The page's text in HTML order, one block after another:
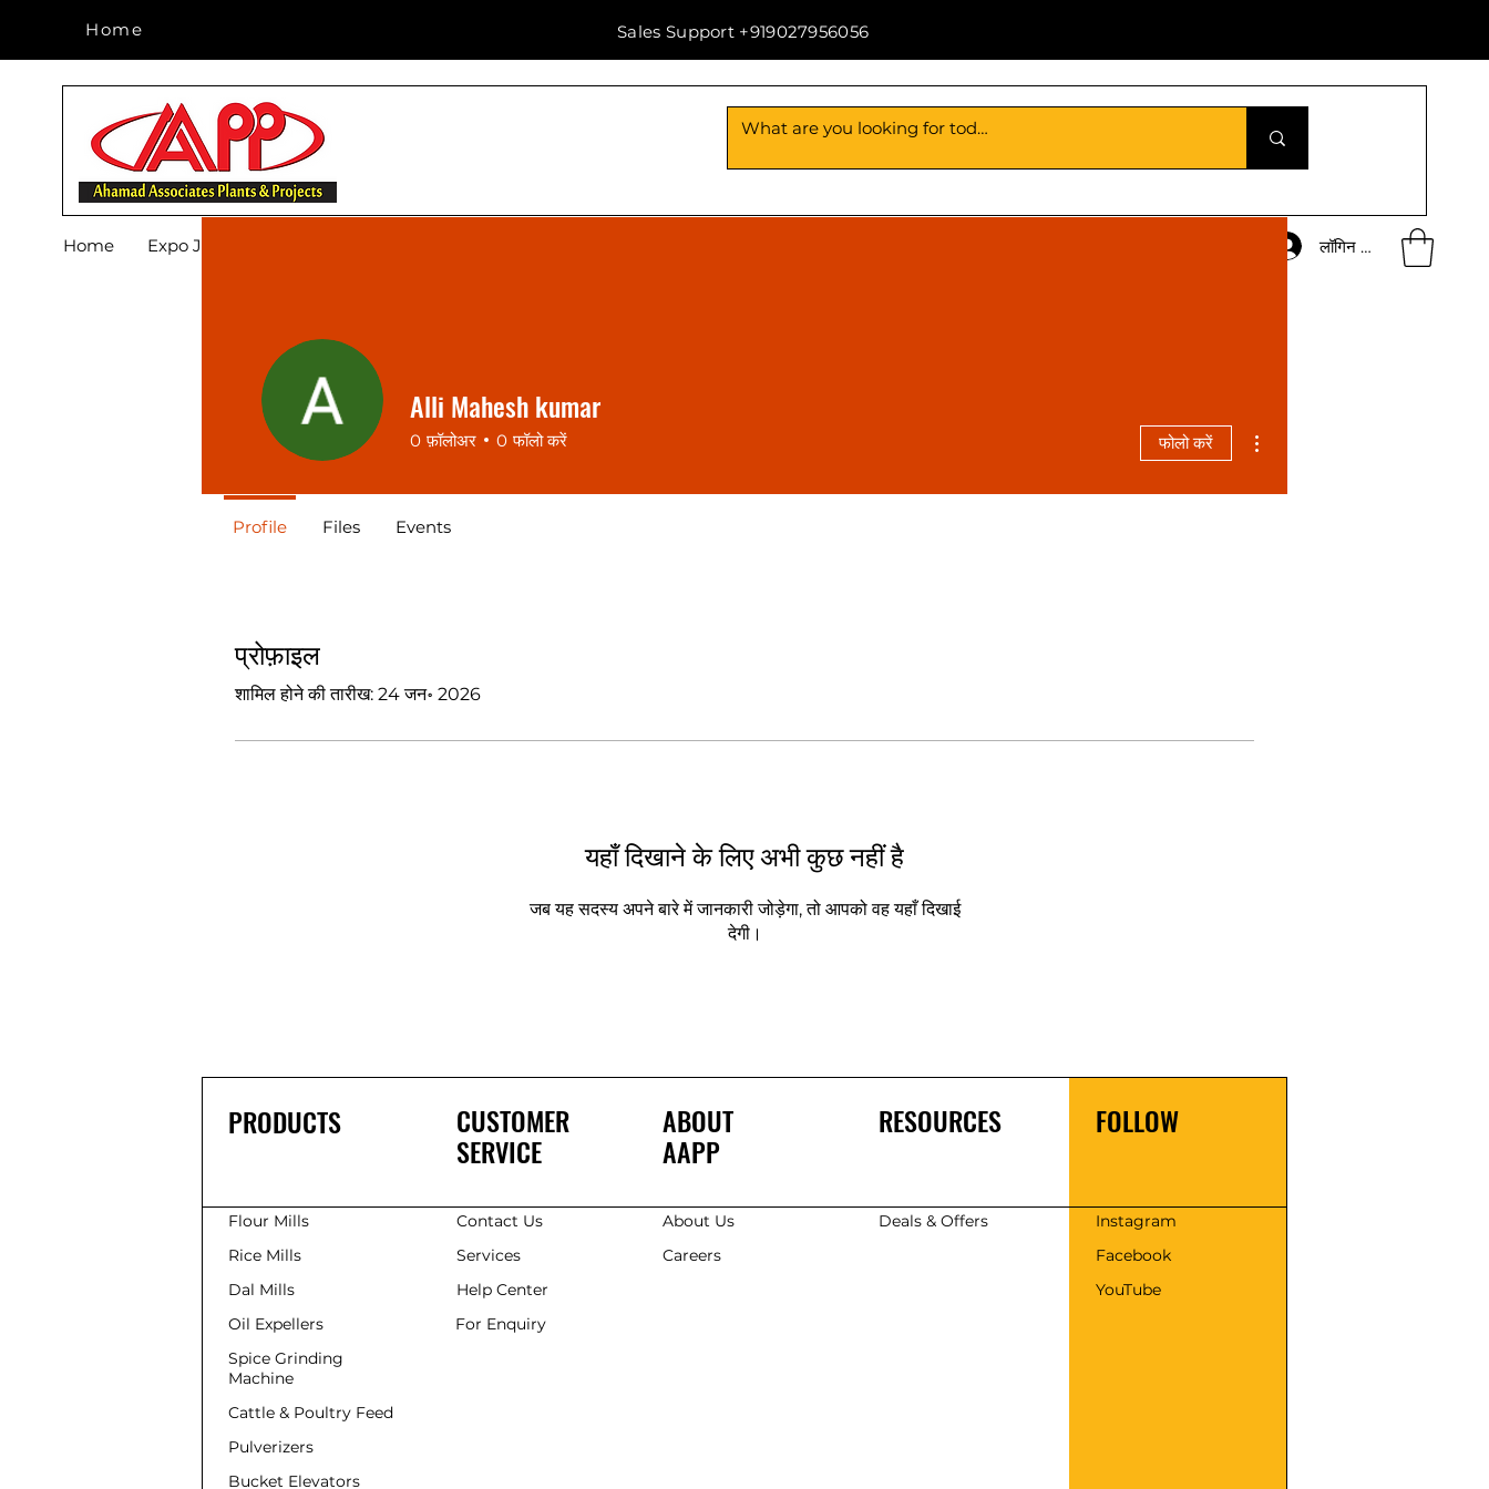
Home
Home Sales Support +919027956056
Home Expo July 2026 लॉगिन करें
प्रोफ़ाइल
शामिल होने की तारीख: 24 जन॰ 2026
यहाँ दिखाने के लिए अभी कुछ नहीं है
जब यह सदस्य अपने बारे में जानकारी जोड़ेगा, तो आपको वह यहाँ दिखाई
देगी।
Alli Mahesh kumar
0 फ़ॉलोअर 0 फॉलो करें फोलो करें
Profile Files Events
PRODUCTS
Flour Mills
Rice Mills
Dal Mills
Oil Expellers
Spice Grinding
Machine
Cattle & Poultry Feed
Pulverizers
Bucket Elevators
CUSTOMER
SERVICE
Contact Us
Services
Help Center
For Enquiry
ABOUT
AAPP
About Us
Careers
RESOURCES
Deals & Offers
FOLLOW
Instagram
Facebook
YouTube